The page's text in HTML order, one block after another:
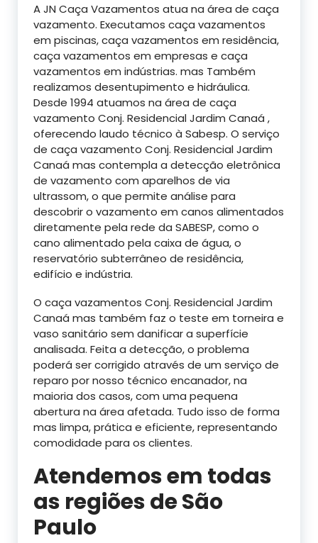
A JN Caça Vazamentos atua na área de caça
vazamento. Executamos caça vazamentos
em piscinas, caça vazamentos em residência,
caça vazamentos em empresas e caça
vazamentos em indústrias. mas Também
realizamos desentupimento e hidráulica.
Desde 1994 atuamos na área de caça
vazamento Conj. Residencial Jardim Canaá ,
oferecendo laudo técnico à Sabesp. O serviço
de caça vazamento Conj. Residencial Jardim
Canaá mas contempla a detecção eletrônica
de vazamento com aparelhos de via
ultrassom, o que permite análise para
descobrir o vazamento em canos alimentados
diretamente pela rede da SABESP, como o
cano alimentado pela caixa de água, o
reservatório subterrâneo de residência,
edifício e indústria.
O caça vazamentos Conj. Residencial Jardim
Canaá mas também faz o teste em torneira e
vaso sanitário sem danificar a superfície
analisada. Feita a detecção, o problema
poderá ser corrigido através de um serviço de
reparo por nosso técnico encanador, na
maioria dos casos, com uma pequena
abertura na área afetada. Tudo isso de forma
mas limpa, prática e eficiente, representando
comodidade para os clientes.
Atendemos em todas
as regiões de São
Paulo